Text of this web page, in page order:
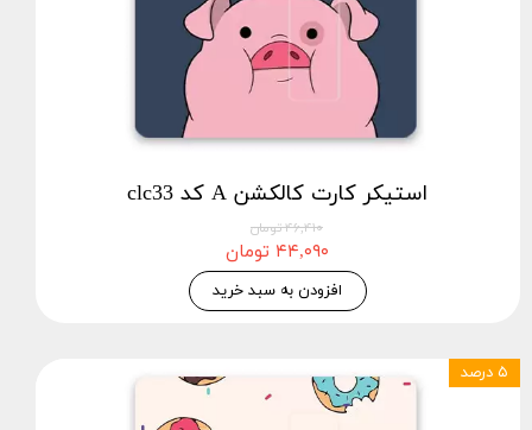
استیکر کارت کالکشن A کد clc33
۴۶,۴۱۰ تومان
۴۴,۰۹۰ تومان
افزودن به سبد خرید
۵ درصد